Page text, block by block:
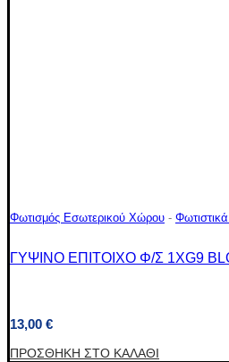
Φωτισμός Εσωτερικού Χώρου -
ΓΥΨΙΝΟ ΕΠΙΤΟΙΧΟ Φ/Σ 1XG9
13,00 €
ΠΡΟΣΘΉΚΗ ΣΤΟ ΚΑΛΆΘΙ